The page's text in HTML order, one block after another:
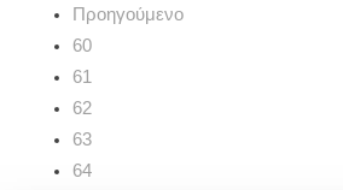
Προηγούμενο
60
61
62
63
64